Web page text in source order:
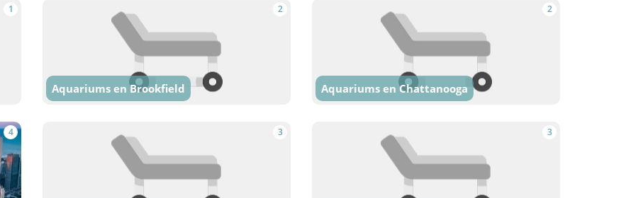
1 2
Aquariums en Brookfield
2
Aquariums en Chattanooga
4 3 3